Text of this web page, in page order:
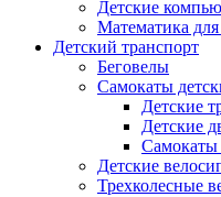
Детские
Математика
Детский транспорт
Беговелы
Самокаты
Детские
Детские
Самокаты
Детские
Трехколесные